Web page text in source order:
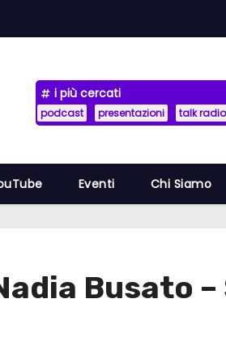
i più cercati
podcast presentazioni talk radio
Eventi Chi Siamo
Busato